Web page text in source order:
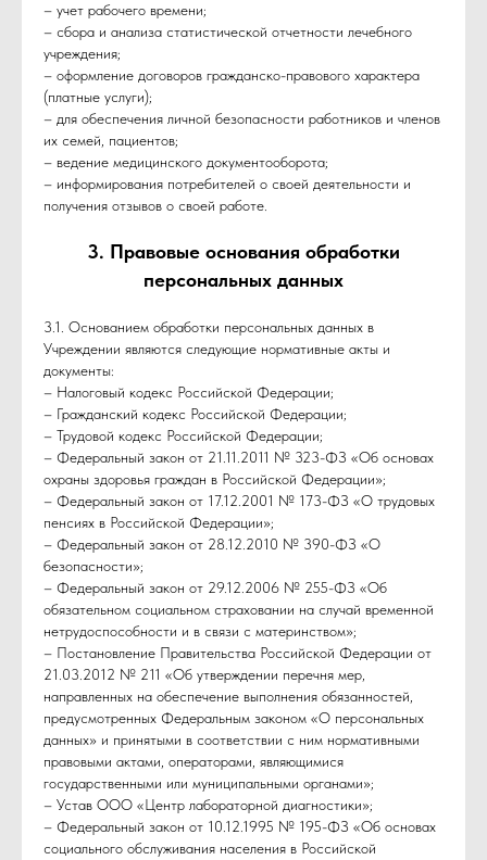
– учет рабочего времени;
– сбора и анализа статистической отчетности лечебного
учреждения;
– оформление договоров гражданско-правового характера
(платные услуги);
– для обеспечения личной безопасности работников и членов
их семей, пациентов;
– ведение медицинского документооборота;
– информирования потребителей о своей деятельности и
получения отзывов о своей работе.
3. Правовые основания обработки
персональных данных
3.1. Основанием обработки персональных данных в
Учреждении являются следующие нормативные акты и
документы:
– Налоговый кодекс Российской Федерации;
– Гражданский кодекс Российской Федерации;
– Трудовой кодекс Российской Федерации;
– Федеральный закон от 21.11.2011 № 323-ФЗ «Об основах
охраны здоровья граждан в Российской Федерации»;
– Федеральный закон от 17.12.2001 № 173-ФЗ «О трудовых
пенсиях в Российской Федерации»;
– Федеральный закон от 28.12.2010 № 390-ФЗ «О
безопасности»;
– Федеральный закон от 29.12.2006 № 255-ФЗ «Об
обязательном социальном страховании на случай временной
нетрудоспособности и в связи с материнством»;
– Постановление Правительства Российской Федерации от
21.03.2012 № 211 «Об утверждении перечня мер,
направленных на обеспечение выполнения обязанностей,
предусмотренных Федеральным законом «О персональных
данных» и принятыми в соответствии с ним нормативными
правовыми актами, операторами, являющимися
государственными или муниципальными органами»;
– Устав ООО «Центр лабораторной диагностики»;
– Федеральный закон от 10.12.1995 № 195-ФЗ «Об основах
социального обслуживания населения в Российской